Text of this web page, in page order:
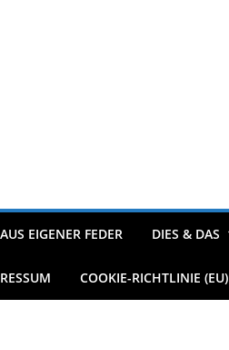
AUS EIGENER FEDER DIES & DAS
COOKIE-RICHTLINIE (EU)